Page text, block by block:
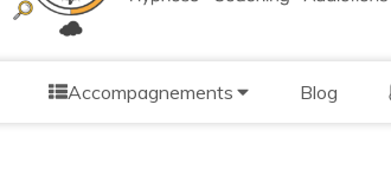
Accompagnements Blog